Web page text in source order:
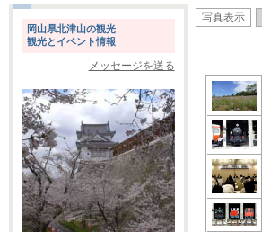
岡山県北津山の観光
観光とイベント情報
メッセージを送る
写真表示